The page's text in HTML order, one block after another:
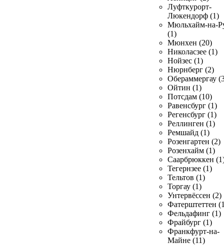
Луфткурорт-
Люкендорф (1)
Мюльхайм-на-
(1)
Мюнхен (20)
Николасзее (1)
Нойзес (1)
Нюрнберг (2)
Обераммергау
Ойтин (1)
Потсдам (10)
Равенсбург (1)
Регенсбург (1)
Реллинген (1)
Ремшайд (1)
Розенгартен (2)
Розенхайм (1)
Саарбрюккен
Тегернзее (1)
Тельтов (1)
Торгау (1)
Унтервёссен (2)
Фатерштеттен
Фельдафинг (1)
Фрайбург (1)
Франкфурт-на-
Майне (11)